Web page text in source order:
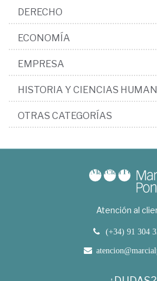
DERECHO
ECONOMÍA
EMPRESA
HISTORIA Y CIENCIAS
OTRAS CATEGORÍAS
Atención al
(+34) 91 304